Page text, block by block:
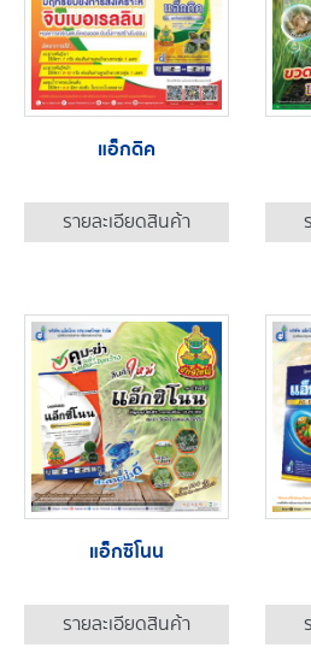
แอ็กดิค
รายละเอียดสินค้า
แอ็กซิโนน
รายละเอียดสินค้า